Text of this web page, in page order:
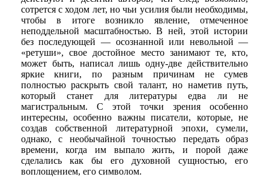
сотрется с ходом лет, но чьи усилия были необходимы,
чтобы в итоге возникло явление, отмеченное
неподдельной масштабностью. В ней, этой истории
без последующей — осознанной или невольной —
«ретуши», свое достойное место занимают те, кто,
может быть, написал лишь одну-две действительно
яркие книги, по разным причинам не сумев
полностью раскрыть свой талант, но наметив путь,
который станет для литературы едва ли не
магистральным. С этой точки зрения особенно
интересны, особенно важны писатели, которые, не
создав собственной литературной эпохи, сумели,
однако, с необычайной точностью передать образ
времени, когда им выпало жить, и порой даже
сделались как бы его духовной сущностью, его
воплощением, его символом.